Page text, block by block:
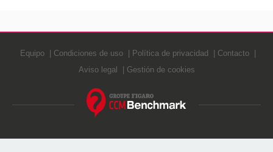
Equipo Condiciones de uso Política de privacidad
Contacto
Aviso legal
Gestión de cookies